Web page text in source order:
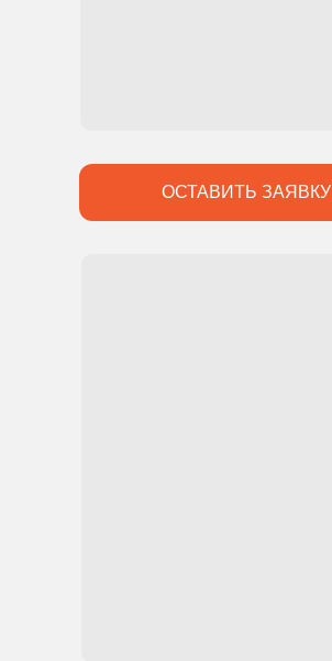
ОСТАВИТЬ ЗАЯВКУ